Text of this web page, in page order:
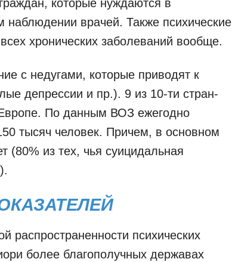
которые нуждаются в
наблюдении врачей. Также психические
хронических заболеваний вообще.
с недугами, которые приводят к
депрессии и пр.). 9 из 10-ти стран-
По данным ВОЗ ежегодно
тысяч человек. Причем, в основном
из тех, чья суицидальная
распространенности психических
более благополучных державах